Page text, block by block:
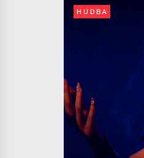
HUDBA